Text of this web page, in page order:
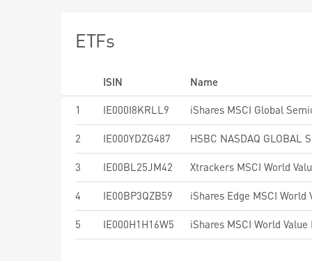
ETFs
ISIN
Name
1
IE000I8KRLL9
2 IE000YDZG487
3 IE00BL25JM42 Xtrackers MSCI World
4 IE00BP3QZB59
5 IE000H1H16W5